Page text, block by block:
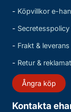
- Köpvillkor e-
- Secretesspolicy
- Frakt & leverans
- Retur &
Ångra köp
Kontakta